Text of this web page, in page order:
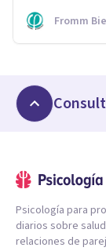
Fromm
Psicología para
diarios sobre
relaciones de